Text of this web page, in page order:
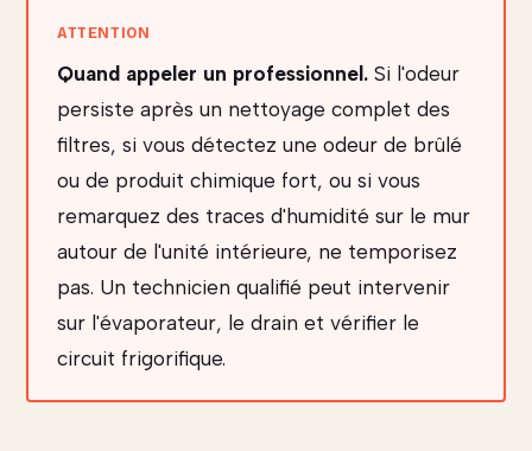
Quand appeler un professionnel. Si l'odeur
persiste après un nettoyage complet des
filtres, si vous détectez une odeur de brûlé
ou de produit chimique fort, ou si vous
remarquez des traces d'humidité sur le mur
autour de l'unité intérieure, ne temporisez
pas. Un technicien qualifié peut intervenir
sur l'évaporateur, le drain et vérifier le
circuit frigorifique.